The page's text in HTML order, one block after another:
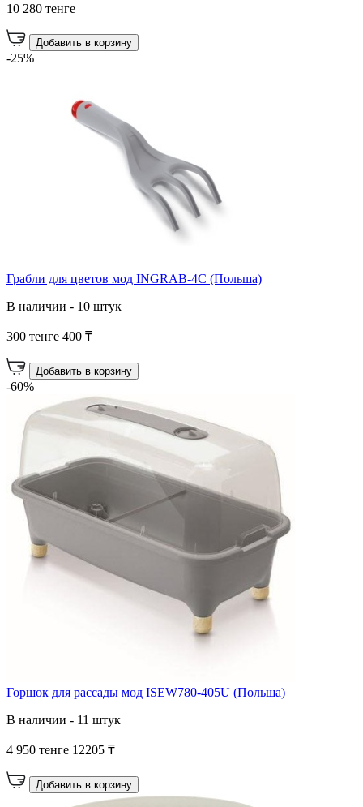
10 280 тенге
Добавить в корзину
-25%
Грабли для цветов мод INGRAB-4C (Польша)
В наличии - 10 штук
300 тенге 400 ₸
Добавить в корзину
-60%
Горшок для рассады мод ISEW780-405U (Польша)
В наличии - 11 штук
4 950 тенге 12205 ₸
Добавить в корзину